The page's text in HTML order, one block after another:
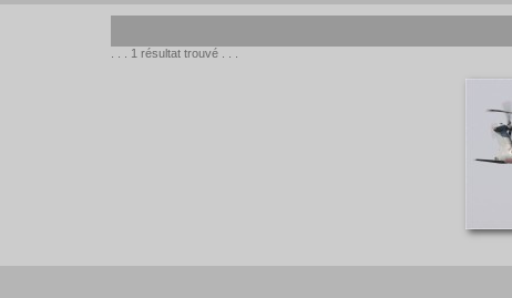
. . . 1 résultat trouvé . . .